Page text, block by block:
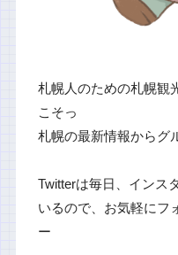
札幌人のための札幌観
こそっ
札幌の最新情報からグ
Twitterは毎日、インス
いるので、お気軽にフ
ー